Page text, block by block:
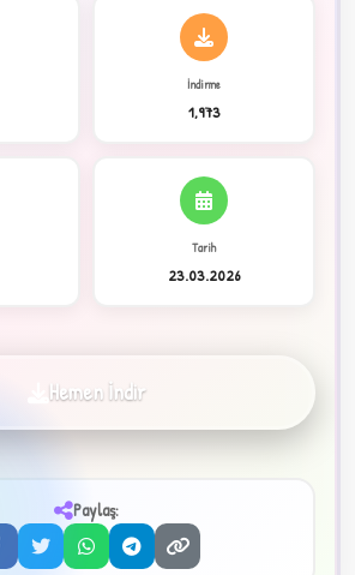
İndirme
1,973
Tarih
23.03.2026
Hemen İndir
Paylaş: